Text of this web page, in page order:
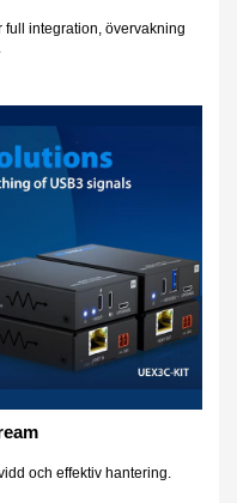
full integration, övervakning
och effektiv hantering.